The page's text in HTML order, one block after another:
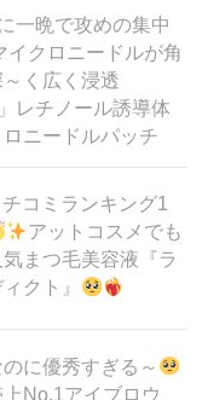
一晩で攻めの集中
イクロニードルが角
く広く浸透
レチノール誘導体
ニードルパッチ
コミランキング1
アットコスメでも
まつ毛美容液『ラ
クト』
に優秀すぎる～
No.1アイブロウ